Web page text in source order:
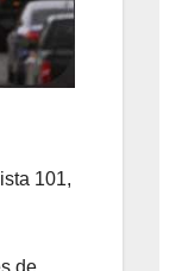
101,
de